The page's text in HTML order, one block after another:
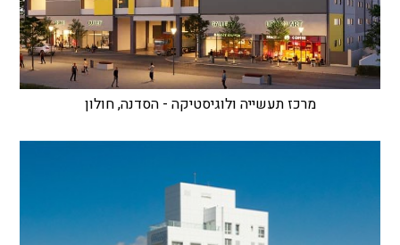
מרכז תעשייה ולוגיסטיקה - הסדנה, חולון